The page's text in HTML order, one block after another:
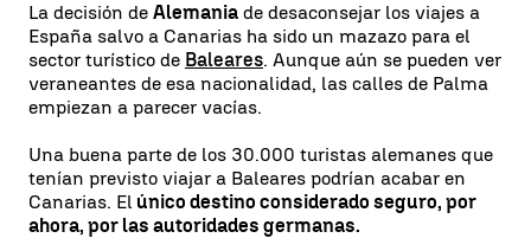
La decisión de Alemania de desaconsejar los viajes a
España salvo a Canarias ha sido un mazazo para el
sector turístico de Baleares. Aunque aún se pueden ver
veraneantes de esa nacionalidad, las calles de Palma
empiezan a parecer vacías.
Una buena parte de los 30.000 turistas alemanes que
tenían previsto viajar a Baleares podrían acabar en
Canarias. El único destino considerado seguro, por
ahora, por las autoridades germanas.